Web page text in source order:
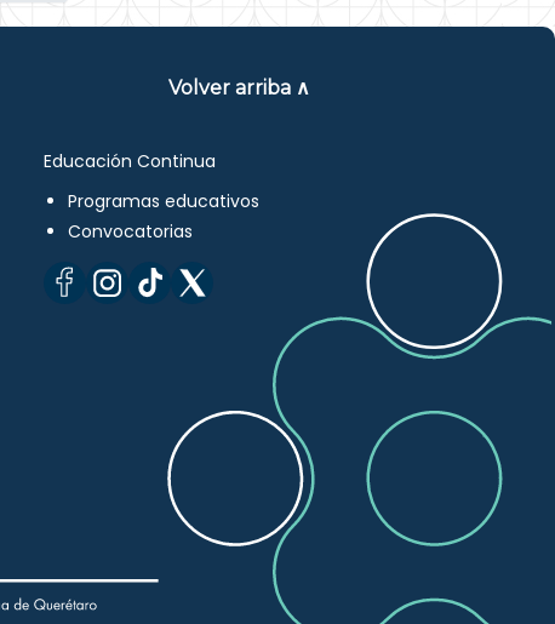
Volver arriba ∧
Educación Continua
Programas educativos
Convocatorias